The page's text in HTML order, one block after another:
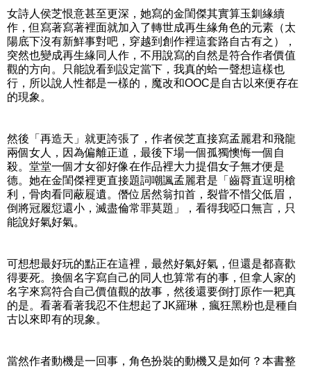
女詩人侯芝恨意甚至更深，她寫的金閨傑其實算玉釧緣續
作，但寫著寫著裡面就加入了轉世成再生緣角色的元素（太
陽底下沒有新鮮事對吧，穿越到創作裡這套路自古有之），
突然也變成再生緣同人作，不用說寫的自然是符合作者價值
觀的方向。只能說看到設定當下，我真的蛤一聲想這樣也
行，所以說人性都是一樣的，魔改和OOC是自古以來便存在
的現象。
然後「再造天」就更誇張了，作者侯芝直接寫孟麗君和飛龍
兩個女人，因為偏離正道，最後下場一個孤獨懊悔一個自
殺。堂堂一個才女卻好像在作品裡大力提倡女子無才便是
德。她在金閨傑裡更直接題詞嘲諷孟麗君是「齒脣直逞明槍
利，骨肉看同蔽屣遺。僭位居然翁扣首，裂眥不惜父低眉，
倒將冠履愆還小，滅盡倫常罪莫題」，看得我啞口無言，只
能說好氣好氣。
可想想最好玩的點正在這裡，最然好氣好氣，但還是都喜歡
得要死。換個名字寫自己的同人也算常有的事，但拿人家的
名字來寫符合自己價值觀的故事，然後還要倒打原作一耙真
的是。看著看著我忍不住想起了JK羅琳，瘋狂黑粉也是種自
古以來即有的現象。
當然作者動機是一回事，角色扮裝的動機又是如何？本書整